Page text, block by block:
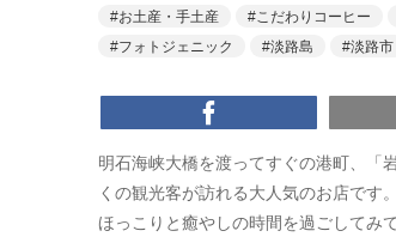
お土産・手土産 こだわりコーヒー
フォトジェニック
淡路島 淡路市
明石海峡大橋を渡ってすぐの港町、「
くの観光客が訪れる大人気のお店です
ほっこりと癒やしの時間を過ごしてみて